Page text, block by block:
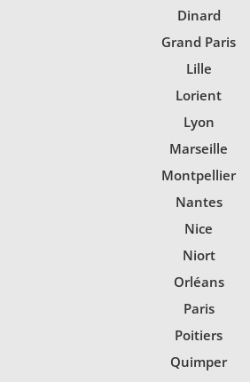
Dinard
Grand Paris
Lille
Lorient
Lyon
Marseille
Montpellier
Nantes
Nice
Niort
Orléans
Paris
Poitiers
Quimper